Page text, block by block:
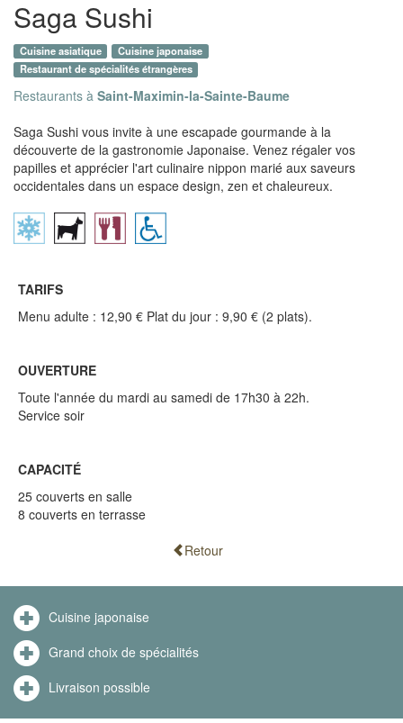
Saga Sushi
Cuisine asiatique
Cuisine japonaise
Restaurant de spécialités étrangères
Restaurants à Saint-Maximin-la-Sainte-Baume
Saga Sushi vous invite à une escapade gourmande à la
découverte de la gastronomie Japonaise. Venez régaler vos
papilles et apprécier l'art culinaire nippon marié aux saveurs
occidentales dans un espace design, zen et chaleureux.
TARIFS
Menu adulte : 12,90 € Plat du jour : 9,90 € (2 plats).
OUVERTURE
Toute l'année du mardi au samedi de 17h30 à 22h.
Service soir
CAPACITÉ
25 couverts en salle
8 couverts en terrasse
Retour
Cuisine japonaise
Grand choix de spécialités
Livraison possible